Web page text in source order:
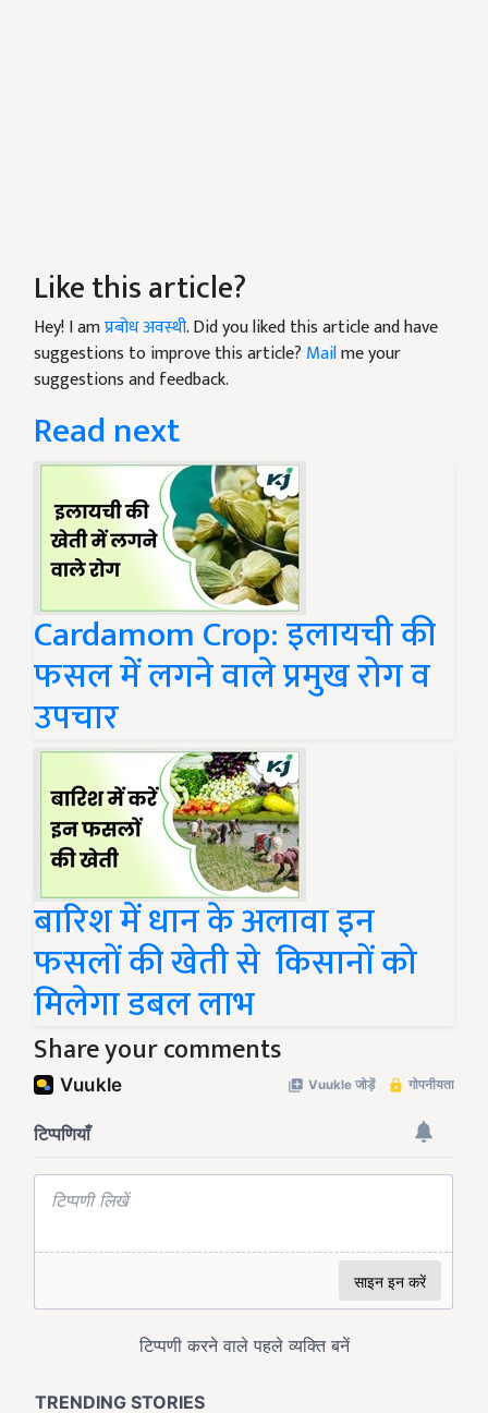
Like this article?
Hey! I amप्रबोध अवस्थी. Did you liked this article and have
suggestions to improve this article? Mailme your
suggestions and feedback.
Read next
Cardamom Crop: इलायची की
फसल में लगने वाले प्रमुख रोग व
उपचार
बारिश में धान के अलावा इन
फसलों की खेती से किसानों को
मिलेगा डबल लाभ
Share your comments